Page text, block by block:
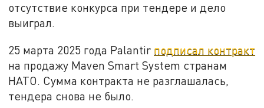
отсутствие конкурса при тендере и дело
выиграл.
25 марта 2025 года Palantir подписал контракт
на продажу Maven Smart System странам
НАТО. Сумма контракта не разглашалась,
тендера снова не было.